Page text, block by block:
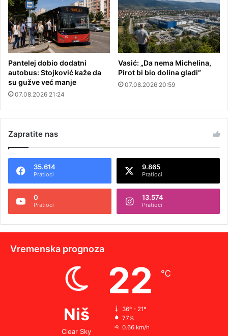
Pantelej dobio dodatni
autobus: Stojković kaže da
su gužve već manje
07.08.2026 21:24
Vasić: „Da nema Michelina,
Pirot bi bio dolina gladi“
07.08.2026 20:59
Zapratite nas
35.614
Pratioci
9.865
Pratioci
0
Pratioci
13.574
Pratioci
Vremenska prognoza
Niš
Clear Sky
22 ℃
36º - 21º
77%
0.66 km/h